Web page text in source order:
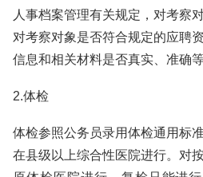
人事档案管理有关规定，对考察
对考察对象是否符合规定的应聘
信息和相关材料是否真实、准确等
2.体检
体检参照公务员录用体检通用标
在县级以上综合性医院进行。对